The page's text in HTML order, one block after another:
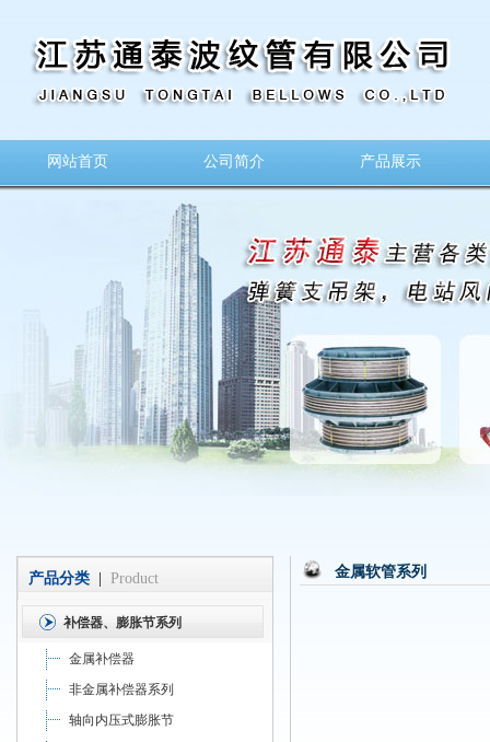
网站首页 公司简介 产品展示
产品分类 Product
补偿器、膨胀节系列
金属补偿器
非金属补偿器系列
轴向内压式膨胀节
金属软管系列